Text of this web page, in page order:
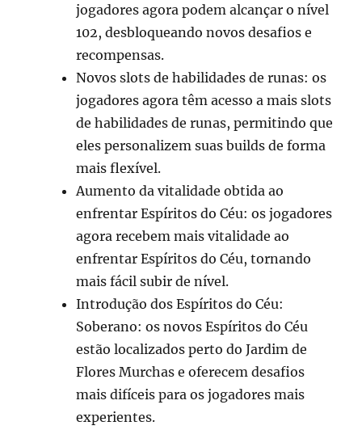
jogadores agora podem alcançar o nível
102, desbloqueando novos desafios e
recompensas.
Novos slots de habilidades de runas: os
jogadores agora têm acesso a mais slots
de habilidades de runas, permitindo que
eles personalizem suas builds de forma
mais flexível.
Aumento da vitalidade obtida ao
enfrentar Espíritos do Céu: os jogadores
agora recebem mais vitalidade ao
enfrentar Espíritos do Céu, tornando
mais fácil subir de nível.
Introdução dos Espíritos do Céu:
Soberano: os novos Espíritos do Céu
estão localizados perto do Jardim de
Flores Murchas e oferecem desafios
mais difíceis para os jogadores mais
experientes.